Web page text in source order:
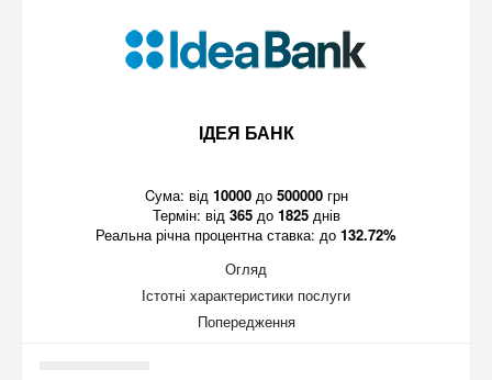
ІДЕЯ БАНК
Cума: від 10000до 500000грн
Термін: від 365до 1825днів
Реальна річна процентна ставка: до 132.72%
Огляд
Істотні характеристики послуги
Попередження